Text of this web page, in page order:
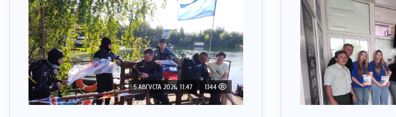
5 АВГУСТА 2026, 11:47 1344